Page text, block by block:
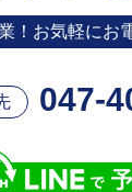
！お気軽にお
047-